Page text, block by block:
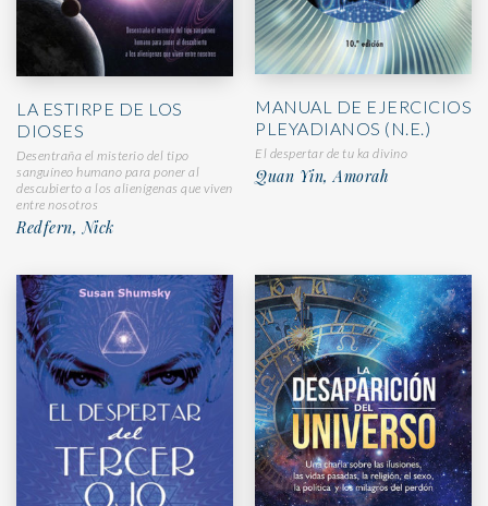
LA ESTIRPE DE LOS
DIOSES
Desentraña el misterio del tipo
sanguíneo humano para poner al
descubierto a los alienígenas que viven
entre nosotros
Redfern, Nick
MANUAL DE EJERCICIOS
PLEYADIANOS (N.E.)
El despertar de tu ka divino
Quan Yin, Amorah